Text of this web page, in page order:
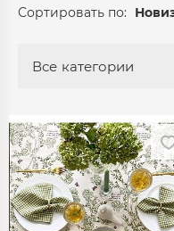
Готовые решения
Все категории
Сортировать по: